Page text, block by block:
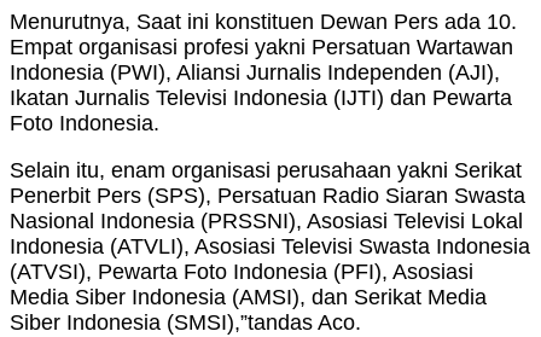
Menurutnya, Saat ini konstituen Dewan Pers ada 10.
Empat organisasi profesi yakni Persatuan Wartawan
Indonesia (PWI), Aliansi Jurnalis Independen (AJI),
Ikatan Jurnalis Televisi Indonesia (IJTI) dan Pewarta
Foto Indonesia.
Selain itu, enam organisasi perusahaan yakni Serikat
Penerbit Pers (SPS), Persatuan Radio Siaran Swasta
Nasional Indonesia (PRSSNI), Asosiasi Televisi Lokal
Indonesia (ATVLI), Asosiasi Televisi Swasta Indonesia
(ATVSI), Pewarta Foto Indonesia (PFI), Asosiasi
Media Siber Indonesia (AMSI), dan Serikat Media
Siber Indonesia (SMSI),”tandas Aco.